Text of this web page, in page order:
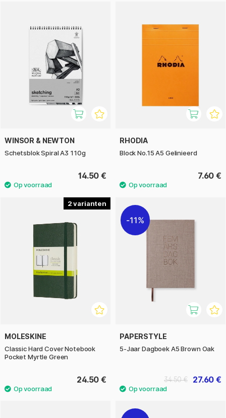
WINSOR & NEWTON
Schetsblok Spiral A3 110g
14.50 €
RHODIA
Block No.15 A5 Gelinieerd
7.60 €
2
MOLESKINE
Classic Hard Cover Notebook
Pocket Myrtle Green
24.50 €
11%
PAPERSTYLE
5-Jaar Dagboek A5 Brown Oak
27.60 €
34.50 €